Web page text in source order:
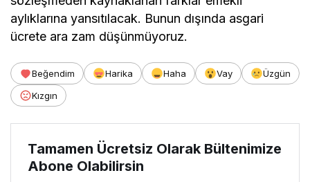
aylıklarına yansıtılacak. Bunun dışında asgari
ücrete ara zam düşünmüyoruz.
Beğendim Harika Haha Vay
Üzgün
Kızgın
Tamamen Ücretsiz Olarak Bültenimize
Abone Olabilirsin